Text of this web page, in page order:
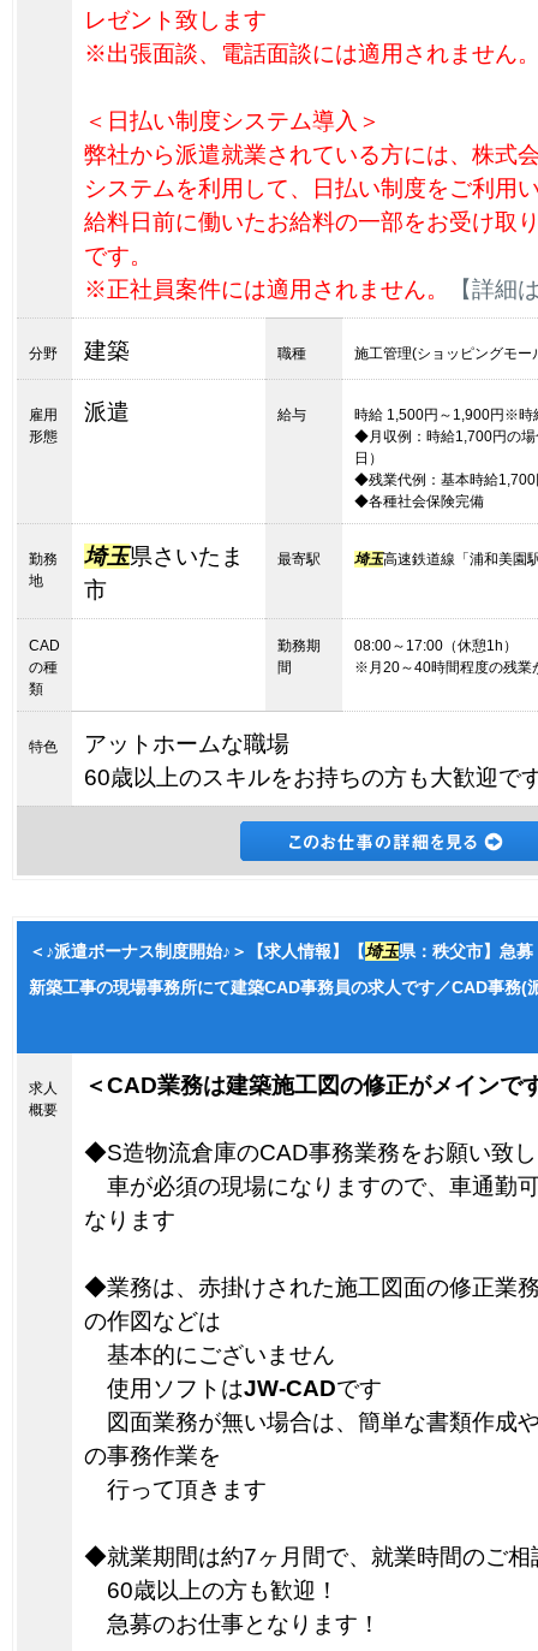
レゼント致します
※出張面談、電話面談には適用されません
＜日払い制度システム導入＞
弊社から派遣就業されている方には、株式
システムを利用して、日払い制度をご利用
給料日前に働いたお給料の一部をお受け取
です。
※正社員案件には適用されません。
【詳細
分野 建築 職種 施工管理(ショッピングモー
雇用
形態
派遣 給与
時給 1,500円～1,900円※時
◆月収例：時給1,700円の
日）
◆残業代例：基本時給
◆各種社会保険完備
勤務
地
埼玉県さいたま
市
最寄駅 埼玉高速鉄道線「浦和美園
CAD
の種
類
勤務期
間
08:00～17:00（休憩1h）
※月20～40時間程度の残業
特色
アットホームな職場
60歳以上のスキルをお持ちの方も大歓迎で
＜♪派遣ボーナス制度開始♪＞【求人情報】【埼玉県：秩父市】急
新築工事の現場事務所にて建築CAD事務員の求人です／CAD事務(
求人
概要
＜CAD業務は建築施工図の修正がメインで
◆S造物流倉庫のCAD事務業務をお願い致
車が必須の現場になりますので、車通勤
なります
◆業務は、赤掛けされた施工図面の修正業
の作図などは
基本的にございません
使用ソフトはJW-CADです
図面業務が無い場合は、簡単な書類作成
の事務作業を
行って頂きます
◆就業期間は約7ヶ月間で、就業時間のご相
60歳以上の方も歓迎！
急募のお仕事となります！